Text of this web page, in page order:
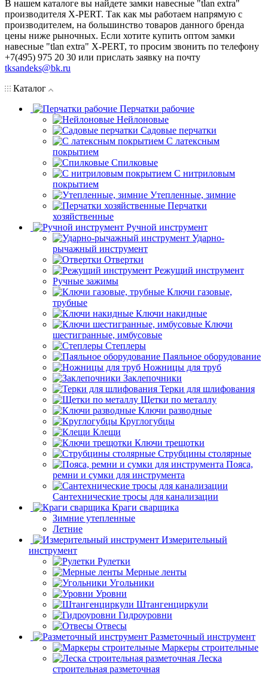
В нашем каталоге вы найдете замки навесные "tlan extra"
производителя X-PERT. Так как мы работаем напрямую с
производителем, на большинство товаров данного бренда
цены ниже рыночных. Если хотите купить оптом замки
навесные "tlan extra" X-PERT, то просим звонить по телефону
+7(495) 975 20 30 или прислать заявку на почту
tksandeks@bk.ru
Каталог
Перчатки рабочие
Нейлоновые
Садовые перчатки
С латексным
покрытием
Cпилковые
С нитриловым
покрытием
Утепленные, зимние
Перчатки
хозяйственные
Ручной инструмент
Ударно-
рычажный инструмент
Отвертки
Режущий инструмент
Ручные зажимы
Ключи газовые,
трубные
Ключи накидные
Ключи
шестигранные, имбусовые
Степлеры
Паяльное оборудование
Ножницы для труб
Заклепочники
Терки для шлифования
Щетки по металлу
Ключи разводные
Круглогубцы
Клещи
Ключи трещотки
Струбцины столярные
Пояса,
ремни и сумки для инструмента
Сантехнические тросы для канализации
Краги сварщика
Зимние утепленные
Летние
Измерительный
инструмент
Рулетки
Мерные ленты
Угольники
Уровни
Штангенциркули
Гидроуровни
Отвесы
Разметочный инструмент
Маркеры строительные
Леска
строительная разметочная